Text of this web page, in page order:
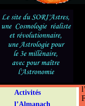
Activités
l’Almanach